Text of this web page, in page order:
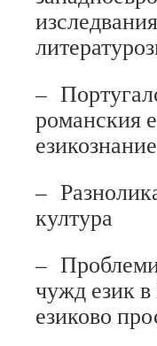
–
романския
езикознание
–
култура
– Проблеми
чужд език в
езиково